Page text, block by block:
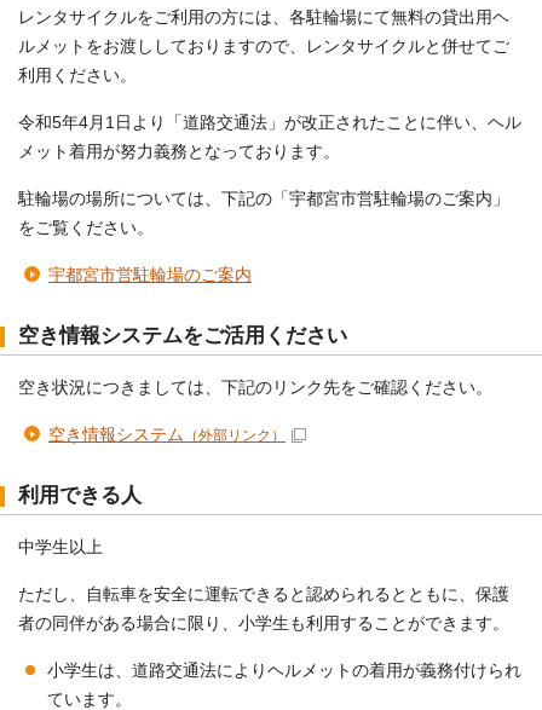
レンタサイクルをご利用の方には、各駐輪場にて無料の貸出用ヘ
ルメットをお渡ししておりますので、レンタサイクルと併せてご
利用ください。
令和5年4月1日より「道路交通法」が改正されたことに伴い、ヘル
メット着用が努力義務となっております。
駐輪場の場所については、下記の「宇都宮市営駐輪場のご案内」
をご覧ください。
宇都宮市営駐輪場のご案内
空き情報システムをご活用ください
空き状況につきましては、下記のリンク先をご確認ください。
空き情報システム （外部リンク）
利用できる人
中学生以上
ただし、自転車を安全に運転できると認められるとともに、保護
者の同伴がある場合に限り、小学生も利用することができます。
小学生は、道路交通法によりヘルメットの着用が義務付けられ
ています。